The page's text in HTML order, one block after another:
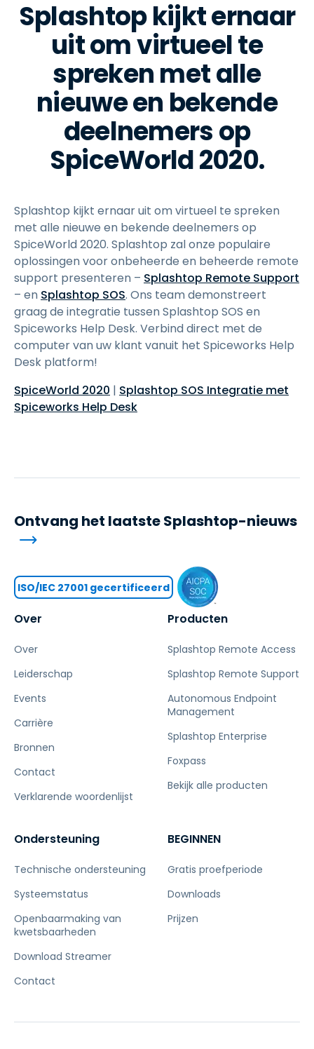
Splashtop kijkt ernaar
uit om virtueel te
spreken met alle
nieuwe en bekende
deelnemers op
SpiceWorld 2020.
Splashtop kijkt ernaar uit om virtueel te spreken
met alle nieuwe en bekende deelnemers op
SpiceWorld 2020. Splashtop zal onze populaire
oplossingen voor onbeheerde en beheerde remote
support presenteren – Splashtop Remote Support
– en Splashtop SOS. Ons team demonstreert
graag de integratie tussen Splashtop SOS en
Spiceworks Help Desk. Verbind direct met de
computer van uw klant vanuit het Spiceworks Help
Desk platform!
SpiceWorld 2020 | Splashtop SOS Integratie met
Spiceworks Help Desk
Over
Over
Leiderschap
Events
Carrière
Bronnen
Contact
Verklarende woordenlijst
Producten
Splashtop Remote Access
Splashtop Remote Support
Autonomous Endpoint
Management
Splashtop Enterprise
Foxpass
Bekijk alle producten
Ondersteuning
Technische ondersteuning
Systeemstatus
Openbaarmaking van
kwetsbaarheden
Download Streamer
Contact
BEGINNEN
Gratis proefperiode
Downloads
Prijzen
Ontvang het laatste Splashtop-nieuws
ISO/IEC 27001 gecertificeerd